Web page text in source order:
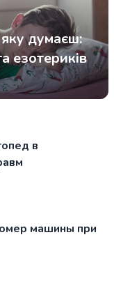
думаєш:
езотериків
в
машины при